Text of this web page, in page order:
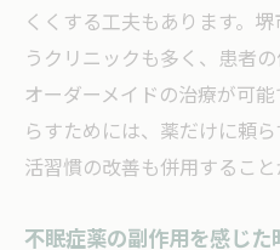
くくする工夫もあります。
うクリニックも多く、患者
オーダーメイドの治療が可
らすためには、薬だけに頼
活習慣の改善も併用すること
不眠症薬の副作用を感じ